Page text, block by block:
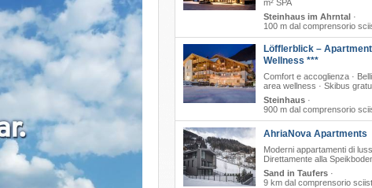
m² SPA
Steinhaus im Ahrntal·
100 m dal comprensorio
Löfflerblick –
Wellness ***
Comfort e accoglienza ·
area wellness · Skibus
Steinhaus·
900 m dal comprensorio
AhriaNova Apartments
Moderni appartamenti di
Direttamente alla
Sand in Taufers·
9 km dal comprensorio